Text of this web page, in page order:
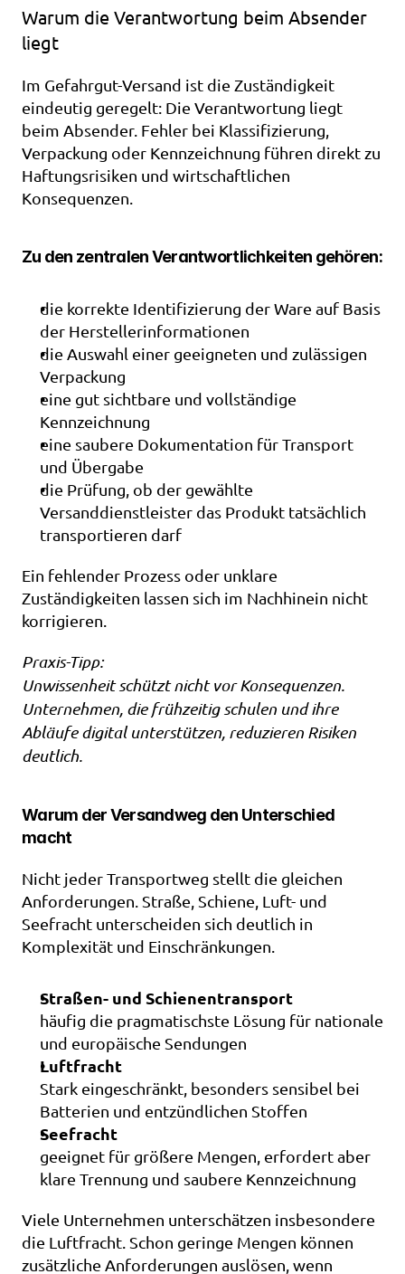
Warum die Verantwortung beim Absender
liegt
Im Gefahrgut-Versand ist die Zuständigkeit
eindeutig geregelt: Die Verantwortung liegt
beim Absender. Fehler bei Klassifizierung,
Verpackung oder Kennzeichnung führen direkt zu
Haftungsrisiken und wirtschaftlichen
Konsequenzen.
Zu den zentralen Verantwortlichkeiten gehören:
die korrekte Identifizierung der Ware auf Basis
der Herstellerinformationen
die Auswahl einer geeigneten und zulässigen
Verpackung
eine gut sichtbare und vollständige
Kennzeichnung
eine saubere Dokumentation für Transport
und Übergabe
die Prüfung, ob der gewählte
Versanddienstleister das Produkt tatsächlich
transportieren darf
Ein fehlender Prozess oder unklare
Zuständigkeiten lassen sich im Nachhinein nicht
korrigieren.
Praxis-Tipp:
Unwissenheit schützt nicht vor Konsequenzen.
Unternehmen, die frühzeitig schulen und ihre
Abläufe digital unterstützen, reduzieren Risiken
deutlich.
Warum der Versandweg den Unterschied
macht
Nicht jeder Transportweg stellt die gleichen
Anforderungen. Straße, Schiene, Luft- und
Seefracht unterscheiden sich deutlich in
Komplexität und Einschränkungen.
Straßen- und Schienentransport
häufig die pragmatischste Lösung für nationale
und europäische Sendungen
Luftfracht
Stark eingeschränkt, besonders sensibel bei
Batterien und entzündlichen Stoffen
Seefracht
geeignet für größere Mengen, erfordert aber
klare Trennung und saubere Kennzeichnung
Viele Unternehmen unterschätzen insbesondere
die Luftfracht. Schon geringe Mengen können
zusätzliche Anforderungen auslösen, wenn